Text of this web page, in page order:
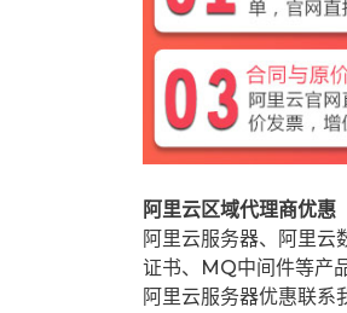
阿里云区域代理商优惠
阿里云服务器、阿里
证书、MQ中间件等产
阿里云服务器优惠联系